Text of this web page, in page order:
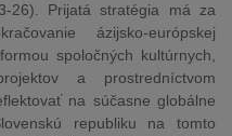
26). Prijatá stratégia má za
ázijsko-európskej
spoločných kultúrnych,
a prostredníctvom
na súčasne globálne
republiku na tomto